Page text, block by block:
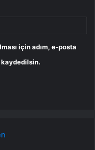
için adım, e-posta
kaydedilsin.